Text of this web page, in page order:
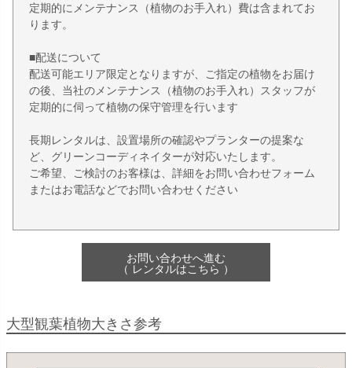
定期的にメンテナンス（植物のお手入れ）費は含まれてお
ります。
■配送について
配送可能エリア限定となりますが、ご指定の植物をお届け
の後、当社のメンテナンス（植物のお手入れ）スタッフが
定期的に伺って植物の保守管理を行います
長期レンタルは、設置場所の確認やプランターの提案な
ど、グリーンコーディネイターが対応いたします。
ご希望、ご検討のお客様は、詳細をお問い合わせフォーム
またはお電話などでお問い合わせください
お問い合わせへ進む
（ レンタルはこちら ）
大型観葉植物大きさ参考